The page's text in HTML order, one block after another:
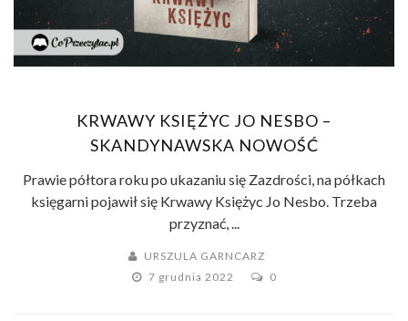
KRWAWY KSIĘŻYC JO NESBO –
SKANDYNAWSKA NOWOŚĆ
Prawie półtora roku po ukazaniu się Zazdrości, na półkach
księgarni pojawił się Krwawy Księżyc Jo Nesbo. Trzeba
przyznać, ...
URSZULA GARNCARZ
7 grudnia 2022
0